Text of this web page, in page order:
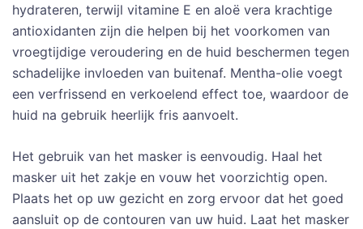
hydrateren, terwijl vitamine E en aloë vera krachtige
antioxidanten zijn die helpen bij het voorkomen van
vroegtijdige veroudering en de huid beschermen tegen
schadelijke invloeden van buitenaf. Mentha-olie voegt
een verfrissend en verkoelend effect toe, waardoor de
huid na gebruik heerlijk fris aanvoelt.
Het gebruik van het masker is eenvoudig. Haal het
masker uit het zakje en vouw het voorzichtig open.
Plaats het op uw gezicht en zorg ervoor dat het goed
aansluit op de contouren van uw huid. Laat het masker